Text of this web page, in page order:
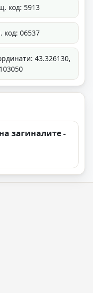
код: 5913
код: 06537
43.326130,
загиналите -